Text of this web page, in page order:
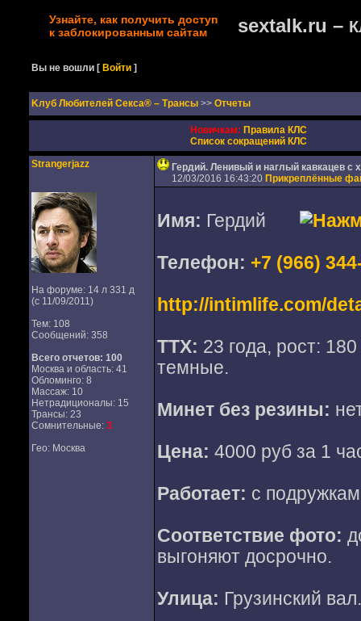
Узнайте, как получить доступ
к заблокированным сайтам
sextalk.ru –
Вы не вошли [Войти ]
Kлуб Любителей Секса® – Трансы >> Отчеты
Новичкам: Правила КЛС
Список сокращений КЛС
Strangerjazz
На форуме: 14 л 331 д
(с 11/09/2011)
Тем: 108
Сообщений: 358
Всего отчетов: 100
Москва и область: 41
Обломинго: 8
Массаж: 10
Нетрадиционалы: 15
Трансы: 23
Сомнительные: 3
Гео: Москва
Гердий. Ленивый и наглый кавкацев
12/03/2016 16:43:20 Прикреплённые
Имя: Гердий
Телефон: +7 (966)
http://intimlife.com/
ТТХ: 23 года, рост:
темные.
Минет без резины:
Цена: 4000 руб за 1
Работает: с
Соответствие фото:
выгоняют досрочно.
Улица: Грузинский